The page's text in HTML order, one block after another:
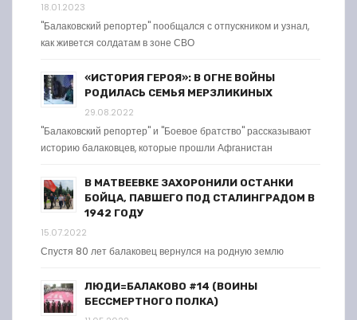
18.01.2023
"Балаковский репортер" пообщался с отпускником и узнал,
как живется солдатам в зоне СВО
«ИСТОРИЯ ГЕРОЯ»: В ОГНЕ ВОЙНЫ
РОДИЛАСЬ СЕМЬЯ МЕРЗЛИКИНЫХ
29.08.2022
"Балаковский репортер" и "Боевое братство" рассказывают
историю балаковцев, которые прошли Афганистан
В МАТВЕЕВКЕ ЗАХОРОНИЛИ ОСТАНКИ
БОЙЦА, ПАВШЕГО ПОД СТАЛИНГРАДОМ В
1942 ГОДУ
15.07.2022
Спустя 80 лет балаковец вернулся на родную землю
ЛЮДИ=БАЛАКОВО #14 (ВОИНЫ
БЕССМЕРТНОГО ПОЛКА)